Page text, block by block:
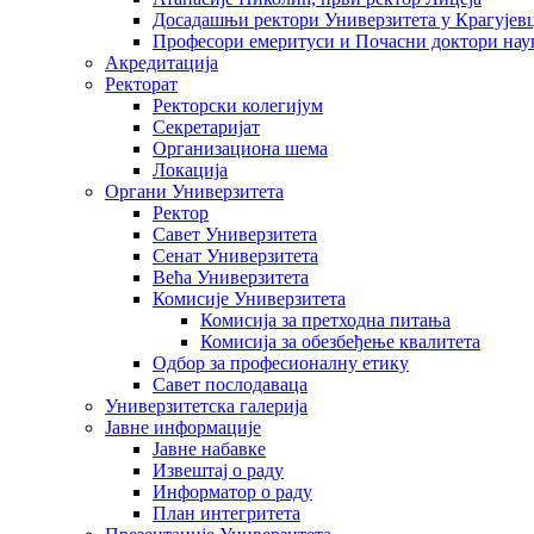
Досадашњи ректори Универзитета у
Професори емеритуси и Почасни доктори
Акредитација
Ректорат
Ректорски колегијум
Секретаријат
Организациона шема
Локација
Органи Универзитета
Ректор
Савет Универзитета
Сенат Универзитета
Већа Универзитета
Комисије Универзитета
Комисија за претходна питања
Комисија за обезбеђење квалитета
Одбор за професионалну етику
Савет послодаваца
Универзитетска галерија
Јавне информације
Јавне набавке
Извештај о раду
Информатор о раду
План интегритета